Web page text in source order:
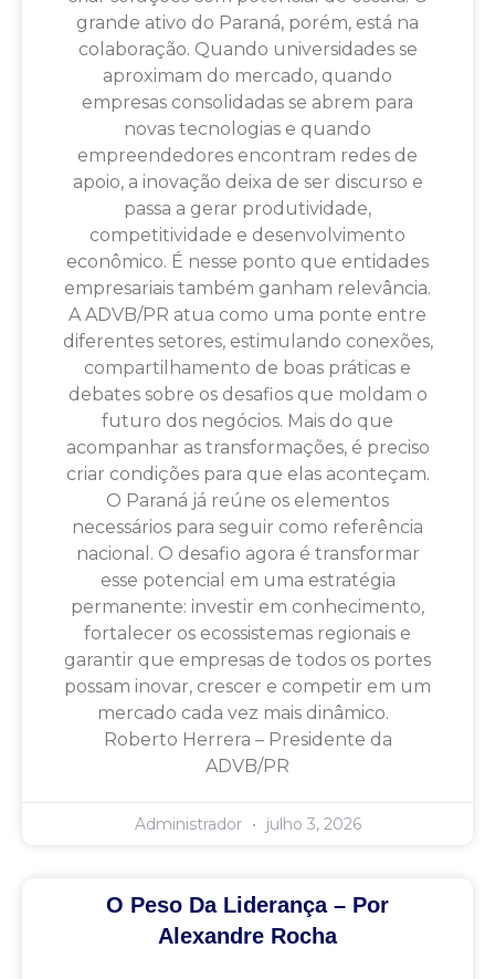
grande ativo do Paraná, porém, está na
colaboração. Quando universidades se
aproximam do mercado, quando
empresas consolidadas se abrem para
novas tecnologias e quando
empreendedores encontram redes de
apoio, a inovação deixa de ser discurso e
passa a gerar produtividade,
competitividade e desenvolvimento
econômico. É nesse ponto que entidades
empresariais também ganham relevância.
A ADVB/PR atua como uma ponte entre
diferentes setores, estimulando conexões,
compartilhamento de boas práticas e
debates sobre os desafios que moldam o
futuro dos negócios. Mais do que
acompanhar as transformações, é preciso
criar condições para que elas aconteçam.
O Paraná já reúne os elementos
necessários para seguir como referência
nacional. O desafio agora é transformar
esse potencial em uma estratégia
permanente: investir em conhecimento,
fortalecer os ecossistemas regionais e
garantir que empresas de todos os portes
possam inovar, crescer e competir em um
mercado cada vez mais dinâmico.
Roberto Herrera – Presidente da
ADVB/PR
Administrador julho 3, 2026
O Peso Da Liderança – Por
Alexandre Rocha